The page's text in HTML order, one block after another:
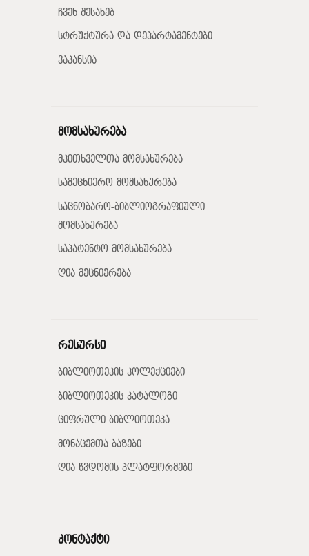
ჩვენ შესახებ
სტრუქტურა და დეპარტამენტები
ვაკანსია
მომსახურება
მკითხველთა მომსახურება
სამეცნიერო მომსახურება
საცნობარო-ბიბლიოგრაფიული
მომსახურება
საპატენტო მომსახურება
ღია მეცნიერება
რესურსი
ბიბლიოთეკის კოლექციები
ბიბლიოთეკის კატალოგი
ციფრული ბიბლიოთეკა
მონაცემთა ბაზები
ღია წვდომის პლატფორმები
კონტაქტი